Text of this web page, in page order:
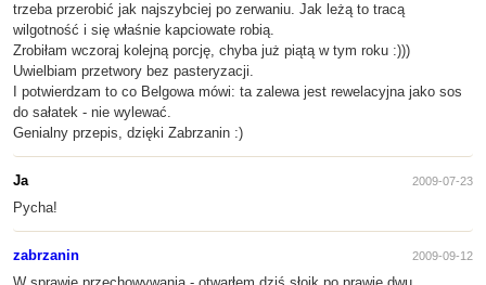
trzeba przerobić jak najszybciej po zerwaniu. Jak leżą to tracą
wilgotność i się właśnie kapciowate robią.
Zrobiłam wczoraj kolejną porcję, chyba już piątą w tym roku :)))
Uwielbiam przetwory bez pasteryzacji.
I potwierdzam to co Belgowa mówi: ta zalewa jest rewelacyjna jako sos
do sałatek - nie wylewać.
Genialny przepis, dzięki Zabrzanin :)
Ja 2009-07-23
Pycha!
zabrzanin 2009-09-12